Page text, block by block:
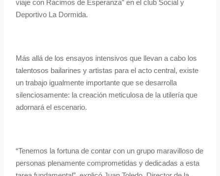
viaje con Racimos de Esperanza” en el club Social y
Deportivo La Dormida.
Más allá de los ensayos intensivos que llevan a cabo los
talentosos bailarines y artistas para el acto central, existe
un trabajo igualmente importante que se desarrolla
silenciosamente: la creación meticulosa de la utilería que
adornará el escenario.
“Tenemos la fortuna de contar con un grupo maravilloso de
personas plenamente comprometidas y dedicadas a esta